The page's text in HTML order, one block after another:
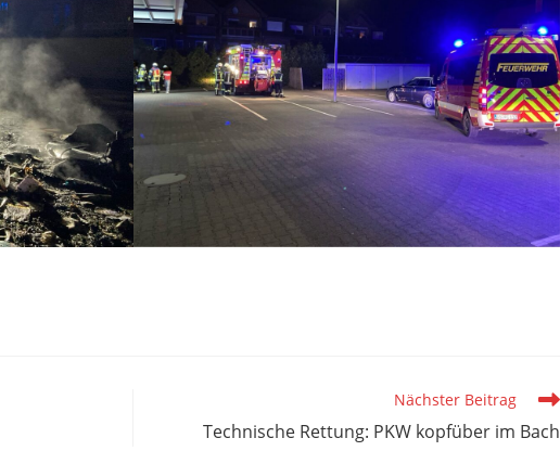
Nächster Beitrag
Technische Rettung: PKW kopfüber im Bach